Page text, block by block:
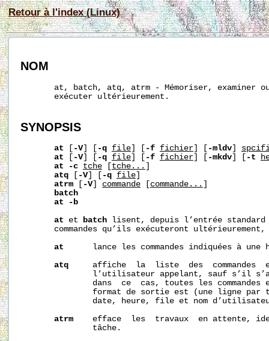
Retour à l'index (Linux)
NOM
at, batch, atq, atrm - Mémoriser, examiner
       exécuter ultérieurement.
SYNOPSIS
at -V] [ -q file -f fichier -mldv sp
at
-V] [ -q file -f fichier -mkdv -t
at
-c tche tche...
atq
-V] [ -q file
atrm
-V] commande commande...
batch
at
-b
at et batch lisent, depuis l’entrée
commandes qu’ils exécuteront
at
lance les commandes indiquées à une
atq
affiche  la  liste  des  commandes
l’utilisateur appelant, sauf s’il
dans  ce  cas, toutes les commandes
format de sortie est (une ligne par
date, heure, file et nom
atrm
efface  les  travaux  en attente,
               tâche.